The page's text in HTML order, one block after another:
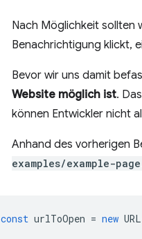
Nach Möglichkeit sollten
Benachrichtigung klickt,
Bevor wir uns damit
Website möglich ist.
können Entwickler nicht
Anhand des vorherigen
examples/example-
const urlToOpen = new URL